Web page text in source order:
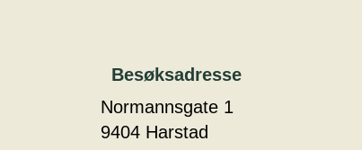
Besøksadresse
Normannsgate 1
9404 Harstad